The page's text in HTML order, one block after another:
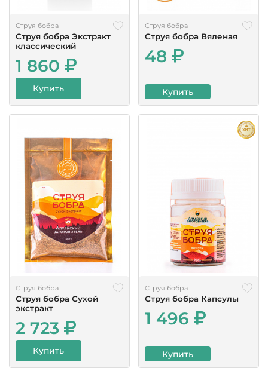
Струя бобра
Струя бобра Экстракт
классический
1 860
Купить
Струя бобра
Струя бобра Вяленая
48
Купить
Струя бобра
Струя бобра Сухой
экстракт
2 723
Купить
Струя бобра
Струя бобра Капсулы
1 496
Купить